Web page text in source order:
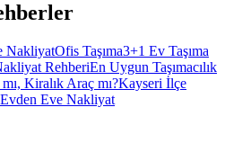
NakliyatOfis Taşıma3+1 Ev Taşıma
RehberiEn Uygun Taşımacılık
Kiralık Araç mı?Kayseri İlçe
Evden Eve Nakliyat